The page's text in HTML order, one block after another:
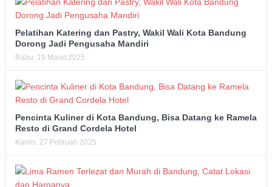
Pelatihan Katering dan Pastry, Wakil Wali Kota Bandung
Dorong Jadi Pengusaha Mandiri
Rabu, 19 Maret 2025
Pencinta Kuliner di Kota Bandung, Bisa Datang ke Ramela
Resto di Grand Cordela Hotel
Kamis, 27 Februari 2025